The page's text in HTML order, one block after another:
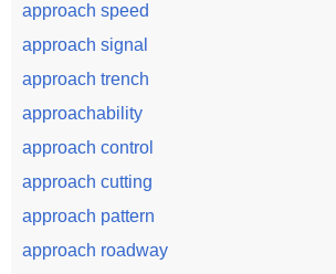
approach speed
approach signal
approach trench
approachability
approach control
approach cutting
approach pattern
approach roadway